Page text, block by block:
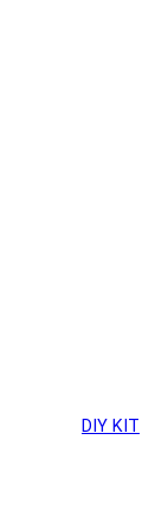
DIY KIT